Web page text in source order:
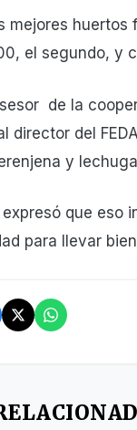
mejores
el segundo, y
de la
director del
y
expresó que eso
para llevar